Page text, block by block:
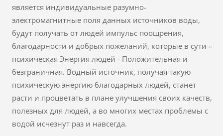
является индивидуальные разумно-
электромагнитные поля данных источников воды,
будут получать от людей импульс поощрения,
благодарности и добрых пожеланий, которые в сути –
психическая Энергия людей - Положительная и
безграничная. Водный источник, получая такую
психическую энергию благодарных людей, станет
расти и процветать в плане улучшения своих качеств,
полезных для людей, а во многих местах проблемы с
водой исчезнут раз и навсегда.